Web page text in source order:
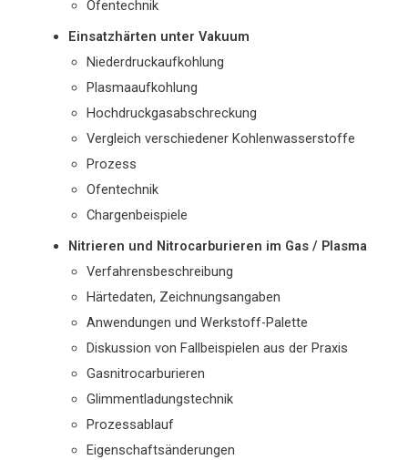
Ofentechnik
Einsatzhärten unter Vakuum
Niederdruckaufkohlung
Plasmaaufkohlung
Hochdruckgasabschreckung
Vergleich verschiedener Kohlenwasserstoffe
Prozess
Ofentechnik
Chargenbeispiele
Nitrieren und Nitrocarburieren im Gas / Plasma
Verfahrensbeschreibung
Härtedaten, Zeichnungsangaben
Anwendungen und Werkstoff-Palette
Diskussion von Fallbeispielen aus der Praxis
Gasnitrocarburieren
Glimmentladungstechnik
Prozessablauf
Eigenschaftsänderungen